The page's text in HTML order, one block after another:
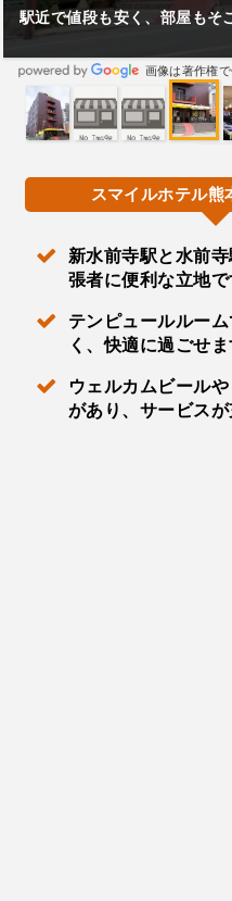
駅近で値段も安く、部屋もそ
画像は著作権
スマイルホテル熊
新水前寺駅と水前
張者に便利な立地で
テンピュールルー
く、快適に過ごせま
ウェルカムビール
があり、サービスが